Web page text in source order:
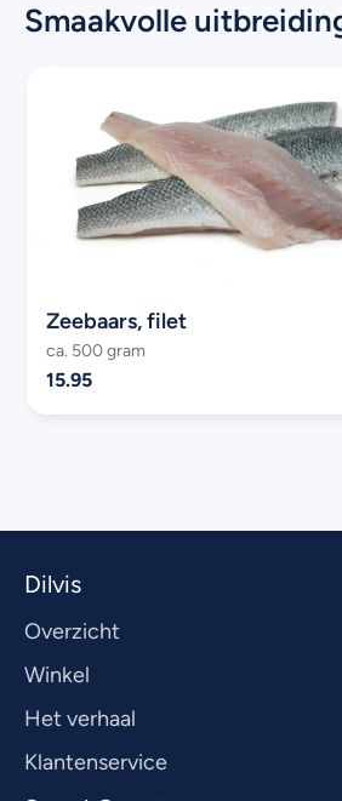
Smaakvolle
Zeebaars, filet
ca. 500 gram
15.95
Dilvis
Overzicht
Winkel
Het verhaal
Klantenservice